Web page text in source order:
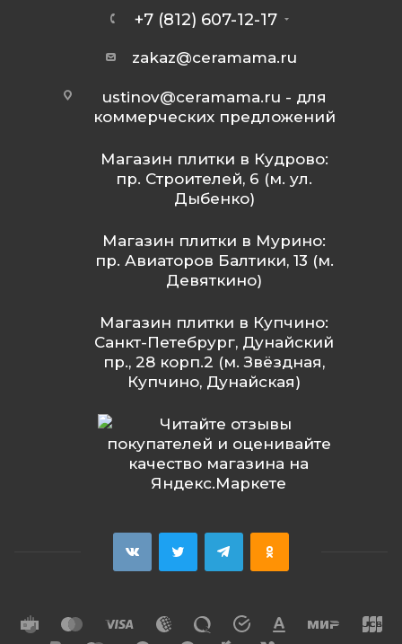
+7 (812) 607-12-17
zakaz@ceramama.ru
ustinov@ceramama.ru - для
коммерческих предложений
Магазин плитки в Кудрово:
пр. Строителей, 6 (м. ул.
Дыбенко)
Магазин плитки в Мурино:
пр. Авиаторов Балтики, 13 (м.
Девяткино)
Магазин плитки в Купчино:
Санкт-Петебрург, Дунайский
пр., 28 корп.2 (м. Звёздная,
Купчино, Дунайская)